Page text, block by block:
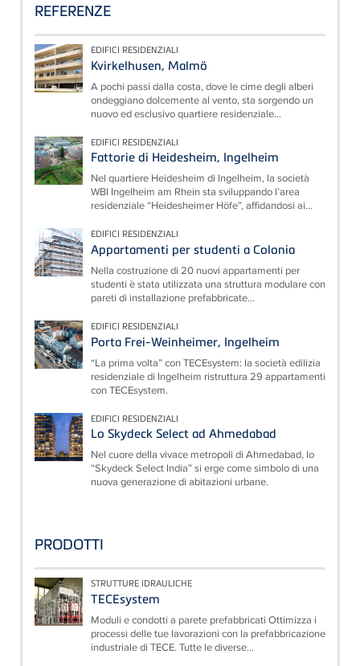
REFERENZE
EDIFICI RESIDENZIALI
Kvirkelhusen, Malmö
A pochi passi dalla costa, dove le cime degli alberi
ondeggiano dolcemente al vento, sta sorgendo un
nuovo ed esclusivo quartiere residenziale...
EDIFICI RESIDENZIALI
Fattorie di Heidesheim, Ingelheim
Nel quartiere Heidesheim di Ingelheim, la società
WBI Ingelheim am Rhein sta sviluppando l’area
residenziale “Heidesheimer Höfe”, affidandosi ai...
EDIFICI RESIDENZIALI
Appartamenti per studenti a Colonia
Nella costruzione di 20 nuovi appartamenti per
studenti è stata utilizzata una struttura modulare con
pareti di installazione prefabbricate...
EDIFICI RESIDENZIALI
Porta Frei-Weinheimer, Ingelheim
“La prima volta” con TECEsystem: la società edilizia
residenziale di Ingelheim ristruttura 29 appartamenti
con TECEsystem.
EDIFICI RESIDENZIALI
Lo Skydeck Select ad Ahmedabad
Nel cuore della vivace metropoli di Ahmedabad, lo
“Skydeck Select India” si erge come simbolo di una
nuova generazione di abitazioni urbane.
PRODOTTI
STRUTTURE IDRAULICHE
TECEsystem
Moduli e condotti a parete prefabbricati Ottimizza i
processi delle tue lavorazioni con la prefabbricazione
industriale di TECE. Tutte le diverse...